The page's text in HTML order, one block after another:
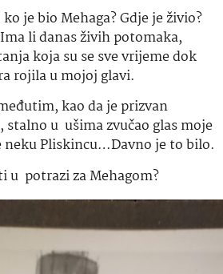
je bio Mehaga? Gdje je živio?
li danas živih potomaka,
koja su se sve vrijeme dok
rojila u mojoj glavi.
kao da je prizvan
u ušima zvučao glas moje
neku Pliskincu…Davno je to bilo.
u potrazi za Mehagom?